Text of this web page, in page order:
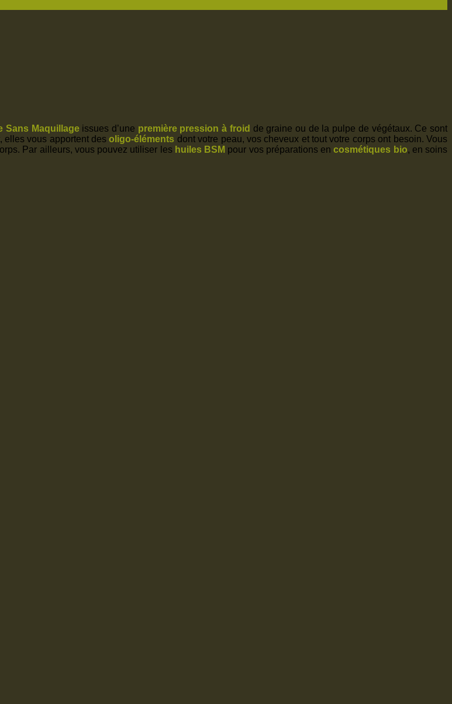
Sans Maquillageissues d’une première pression à froid de graine ou de la pulpe de végétaux. Ce sont
elles vous apportent desoligo-éléments dont votre peau, vos cheveux et tout votre corps ont besoin. Vous
Par ailleurs, vous pouvez utiliser les huiles BSM pour vos préparations encosmétiques bio, en soins